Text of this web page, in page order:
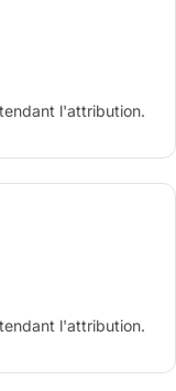
l'attribution.
l'attribution.